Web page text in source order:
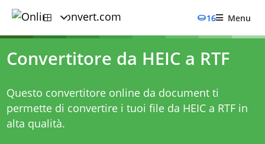
16 Menu
Convertitore da HEIC a RTF
Questo convertitore online da document ti
permette di convertire i tuoi file da HEIC a RTF in
alta qualità.